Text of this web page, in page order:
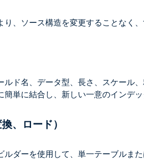
り、ソース構造を変更することなく
ルド名、データ型、長さ、スケール
簡単に結合し、新しい一意のインデッ
、ロード）
ルダーを使用して、単一テーブルま